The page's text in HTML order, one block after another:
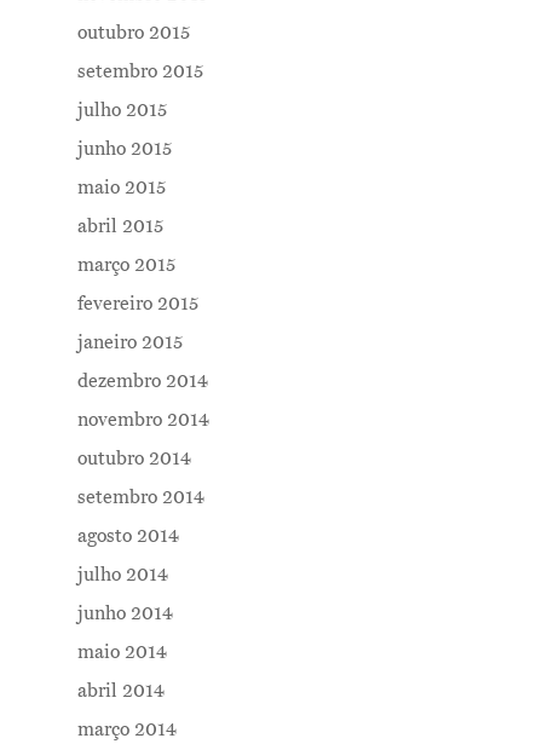
outubro 2015
setembro 2015
julho 2015
junho 2015
maio 2015
abril 2015
março 2015
fevereiro 2015
janeiro 2015
dezembro 2014
novembro 2014
outubro 2014
setembro 2014
agosto 2014
julho 2014
junho 2014
maio 2014
abril 2014
março 2014